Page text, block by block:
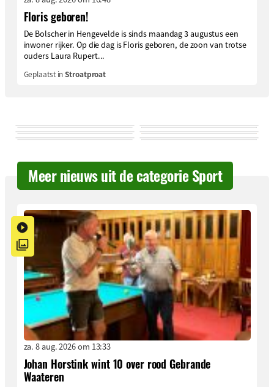
Floris geboren!
De Bolscher in Hengevelde is sinds maandag 3 augustus een
inwoner rijker. Op die dag is Floris geboren, de zoon van trotse
ouders Laura Rupert...
Geplaatst inStroatproat
Meer nieuws uit de categorie Sport
za. 8 aug. 2026 om 13:33
Johan Horstink wint 10 over rood Gebrande
Waateren